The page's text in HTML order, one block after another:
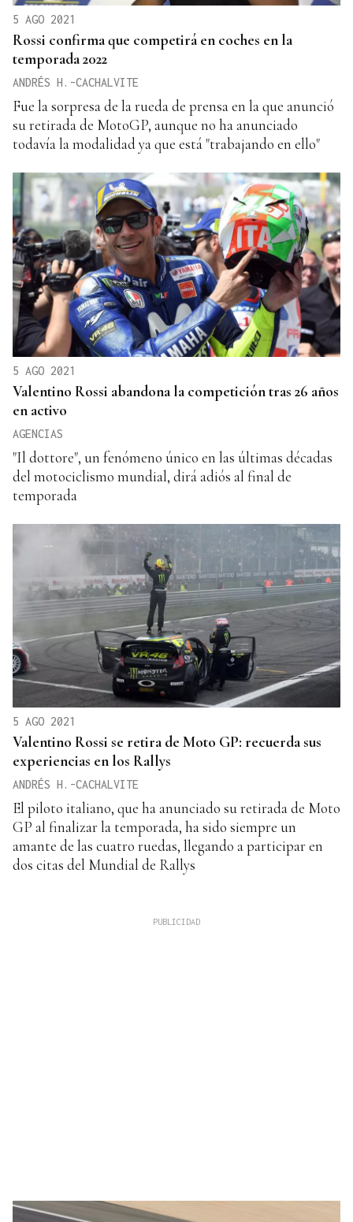
5 AGO 2021
Rossi confirma que competirá en coches en la
temporada 2022
ANDRÉS H.-CACHALVITE
Fue la sorpresa de la rueda de prensa en la que anunció
su retirada de MotoGP, aunque no ha anunciado
todavía la modalidad ya que está "trabajando en ello"
5 AGO 2021
Valentino Rossi abandona la competición tras 26 años
en activo
AGENCIAS
"Il dottore", un fenómeno único en las últimas décadas
del motociclismo mundial, dirá adiós al final de
temporada
5 AGO 2021
Valentino Rossi se retira de Moto GP: recuerda sus
experiencias en los Rallys
ANDRÉS H.-CACHALVITE
El piloto italiano, que ha anunciado su retirada de Moto
GP al finalizar la temporada, ha sido siempre un
amante de las cuatro ruedas, llegando a participar en
dos citas del Mundial de Rallys